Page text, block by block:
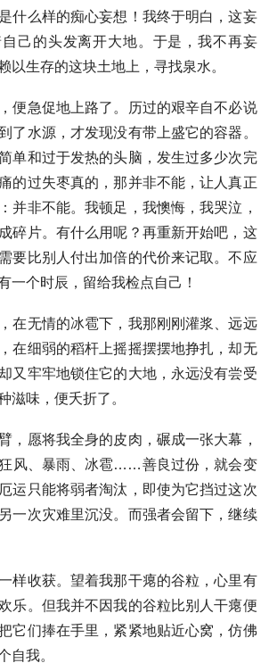
什么样的痴心妄想！我终于明白，这妄
己的头发离开大地。于是，我不再妄
以生存的这块土地上，寻找泉水。
便急促地上路了。历过的艰辛自不必说
了水源，才发现没有带上盛它的容器。
单和过于发热的头脑，发生过多少次完
的过失枣真的，那并非不能，让人真正
并非不能。我顿足，我懊悔，我哭泣，
碎片。有什么用呢？再重新开始吧，这
要比别人付出加倍的代价来记取。不应
一个时辰，留给我检点自己！
在无情的冰雹下，我那刚刚灌浆、远远
在细弱的稻杆上摇摇摆摆地挣扎，却无
又牢牢地锁住它的大地，永远没有尝受
滋味，便夭折了。
，愿将我全身的皮肉，碾成一张大幕，
风、暴雨、冰雹……善良过份，就会变
运只能将弱者淘汰，即使为它挡过这次
一次灾难里沉没。而强者会留下，继续
样收获。望着我那干瘪的谷粒，心里有
乐。但我并不因我的谷粒比别人干瘪便
它们捧在手里，紧紧地贴近心窝，仿佛
自我。